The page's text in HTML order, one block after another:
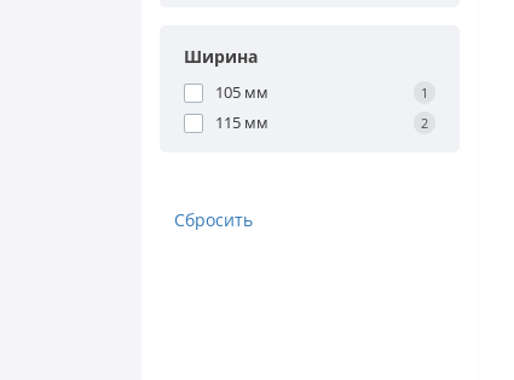
Ширина
105 мм 1
115 мм 2
Сбросить